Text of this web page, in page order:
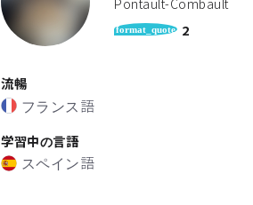
format_quote 2
流暢
フランス語
学習中の言語
スペイン語